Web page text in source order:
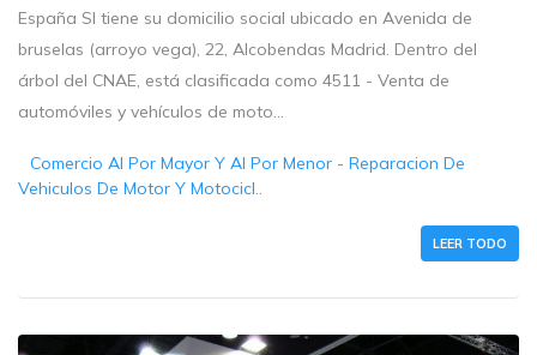
España Sl tiene su domicilio social ubicado en Avenida de
bruselas (arroyo vega), 22, Alcobendas Madrid. Dentro del
árbol del CNAE, está clasificada como 4511 - Venta de
automóviles y vehículos de moto...
Comercio Al Por Mayor Y Al Por Menor - Reparacion De
Vehiculos De Motor Y Motocicl..
LEER TODO